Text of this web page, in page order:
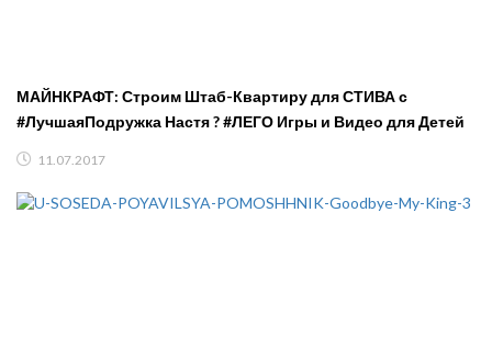
МАЙНКРАФТ: Строим Штаб-Квартиру для СТИВА с
#ЛучшаяПодружка Настя ? #ЛЕГО Игры и Видео для Детей
11.07.2017